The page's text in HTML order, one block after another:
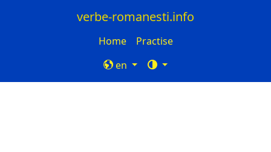
verbe-romanesti.info
Home
Practise
en